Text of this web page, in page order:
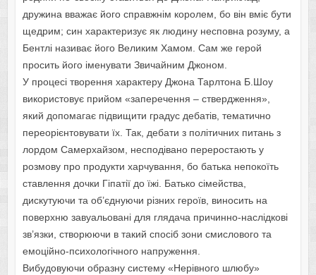
дружина вважає його справжнім королем, бо він вміє бути
щедрим; син характеризує як людину несповна розуму, а
Бентлі називає його Великим Хамом. Сам же герой
просить його іменувати Звичайним Джоном.
У процесі творення характеру Джона Тарлтона Б.Шоу
використовує прийом «заперечення – ствердження»,
який допомагає підвищити градус дебатів, тематично
переорієнтовувати їх. Так, дебати з політичних питань з
лордом Самерхайзом, несподівано переростають у
розмову про продукти харчування, бо батька непокоїть
ставлення дочки Гіпатії до їжі. Батько сімейства,
дискутуючи та об’єднуючи різних героїв, виносить на
поверхню завуальовані для глядача причинно-наслідкові
зв’язки, створюючи в такий спосіб зони смислового та
емоційно-психологічного напруження.
Вибудовуючи образну систему «Нерівного шлюбу»